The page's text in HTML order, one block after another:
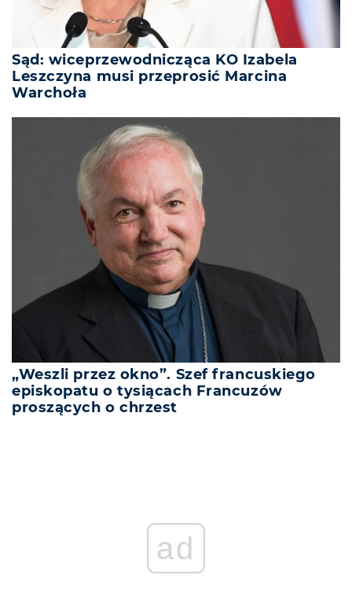
Sąd: wiceprzewodnicząca KO Izabela
Leszczyna musi przeprosić Marcina
Warchoła
„Weszli przez okno”. Szef francuskiego
episkopatu o tysiącach Francuzów
proszących o chrzest